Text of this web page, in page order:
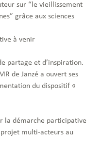
sur “le vieillissement
grâce aux sciences
à venir
partage et d’inspiration.
de Janzé a ouvert ses
du dispositif «
la démarche participative
multi-acteurs au